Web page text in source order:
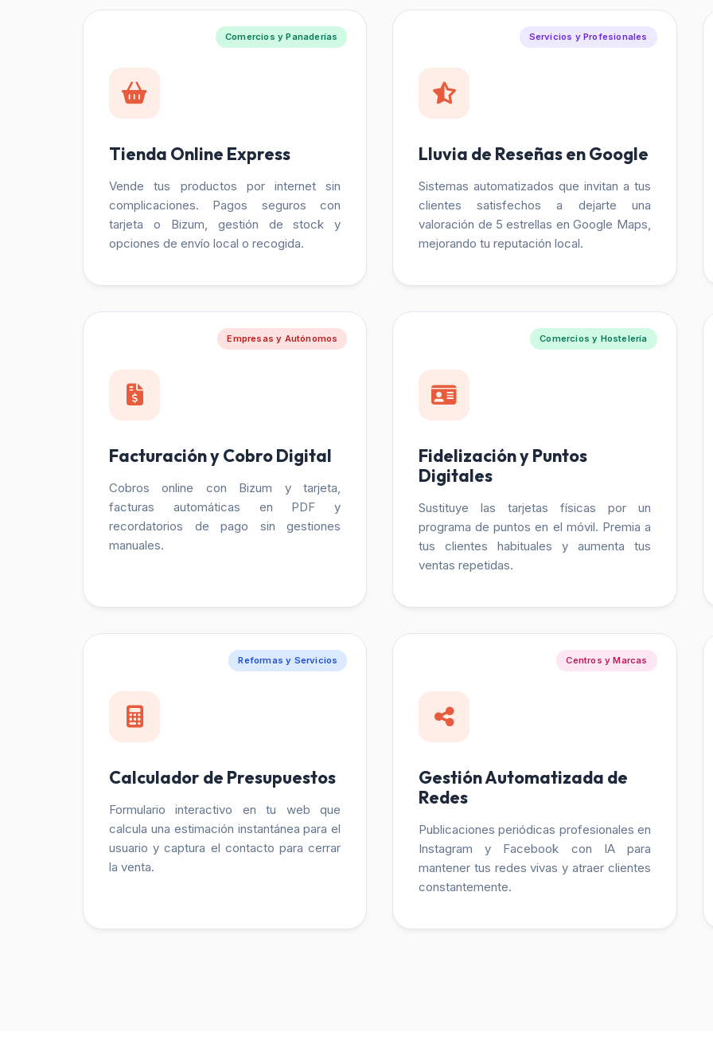
Comercios y Panaderías
Tienda Online Express
Vende tus productos por internet sin
complicaciones. Pagos seguros con
tarjeta o Bizum, gestión de stock y
opciones de envío local o recogida.
Servicios y Profesionales
Lluvia de Reseñas en Google
Sistemas automatizados que invitan a tus
clientes satisfechos a dejarte una
valoración de 5 estrellas en Google Maps,
mejorando tu reputación local.
Empresas y Autónomos
Facturación y Cobro Digital
Cobros online con Bizum y tarjeta,
facturas automáticas en PDF y
recordatorios de pago sin gestiones
manuales.
Comercios y Hostelería
Fidelización y Puntos
Digitales
Sustituye las tarjetas físicas por un
programa de puntos en el móvil. Premia a
tus clientes habituales y aumenta tus
ventas repetidas.
Reformas y Servicios
Calculador de Presupuestos
Formulario interactivo en tu web que
calcula una estimación instantánea para el
usuario y captura el contacto para cerrar
la venta.
Centros y Marcas
Gestión Automatizada de
Redes
Publicaciones periódicas profesionales en
Instagram y Facebook con IA para
mantener tus redes vivas y atraer clientes
constantemente.